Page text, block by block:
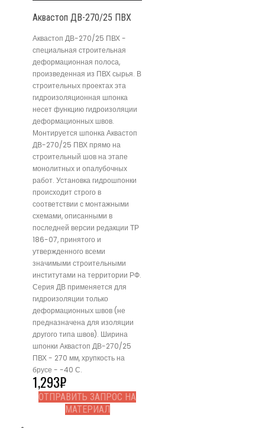
Аквастоп ДВ-270/25 ПВХ
Аквастоп ДВ-270/25 ПВХ -
специальная строительная
деформационная полоса,
произведенная из ПВХ сырья. В
строительных проектах эта
гидроизоляционная шпонка
несет функцию гидроизоляции
деформационных швов.
Монтируется шпонка Аквастоп
ДВ-270/25 ПВХ прямо на
строительный шов на этапе
монолитных и опалубочных
работ. Установка гидрошпонки
происходит строго в
соответствии с монтажными
схемами, описанными в
последней версии редакции ТР
186-07, принятого и
утвержденного всеми
значимыми строительными
институтами на территории РФ.
Серия ДВ применяется для
гидроизоляции только
деформационных швов (не
предназначена для изоляции
другого типа швов). Ширина
шпонки Аквастоп ДВ-270/25
ПВХ - 270 мм, хрупкость на
брусе - -40 С.
1,293₽
ОТПРАВИТЬ ЗАПРОС НА
МАТЕРИАЛ